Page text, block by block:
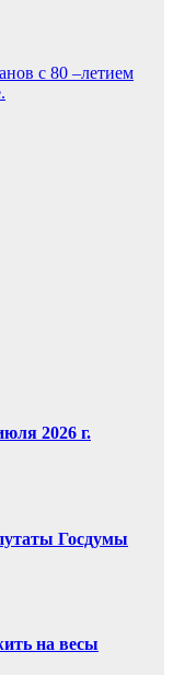
с 80 –летием
2026 г.
Госдумы
на весы